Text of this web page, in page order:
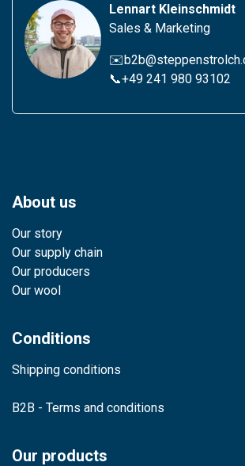
Lennart Kleinschmidt
Sales & Marketing
📞+49 241 980 93102
About us
Our story
Our supply chain
Our producers
Our wool
Conditions
Shipping conditions
B2B - Terms and conditions
Our products